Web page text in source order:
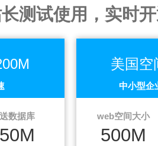
测试使用，实时
送数据库
50M
美国空
中小型企
web空间大小
500M